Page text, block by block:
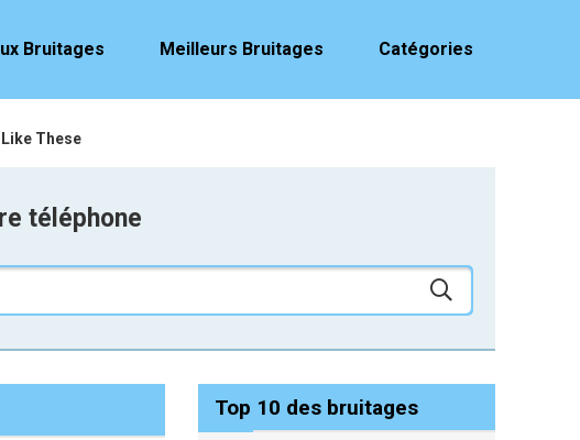
Bruitages Meilleurs Bruitages Catégories
These
téléphone
Top 10 des bruitages